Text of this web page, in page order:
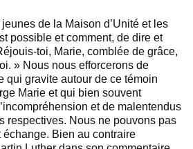
de la Maison d’Unité et les
possible et comment, de dire et
toi, Marie, comblée de grâce,
» Nous nous efforcerons de
qui gravite autour de ce témoin
Marie et qui bien souvent
et de malentendus
respectives. Nous ne pouvons pas
échange. Bien au contraire